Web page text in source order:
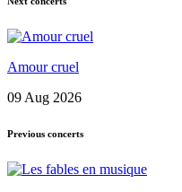
Amour cruel
09 Aug 2026
Previous concerts